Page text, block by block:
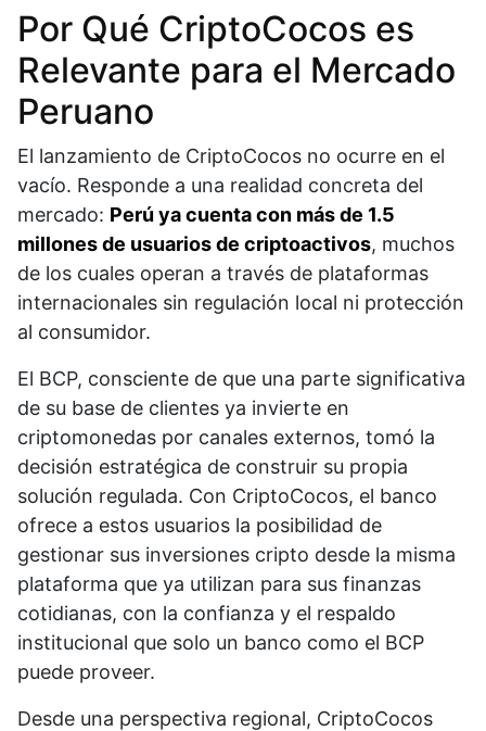
Por Qué CriptoCocos es
Relevante para el Mercado
Peruano
El lanzamiento de CriptoCocos no ocurre en el
vacío. Responde a una realidad concreta del
mercado: Perú ya cuenta con más de 1.5
millones de usuarios de criptoactivos, muchos
de los cuales operan a través de plataformas
internacionales sin regulación local ni protección
al consumidor.
El BCP, consciente de que una parte significativa
de su base de clientes ya invierte en
criptomonedas por canales externos, tomó la
decisión estratégica de construir su propia
solución regulada. Con CriptoCocos, el banco
ofrece a estos usuarios la posibilidad de
gestionar sus inversiones cripto desde la misma
plataforma que ya utilizan para sus finanzas
cotidianas, con la confianza y el respaldo
institucional que solo un banco como el BCP
puede proveer.
Desde una perspectiva regional, CriptoCocos